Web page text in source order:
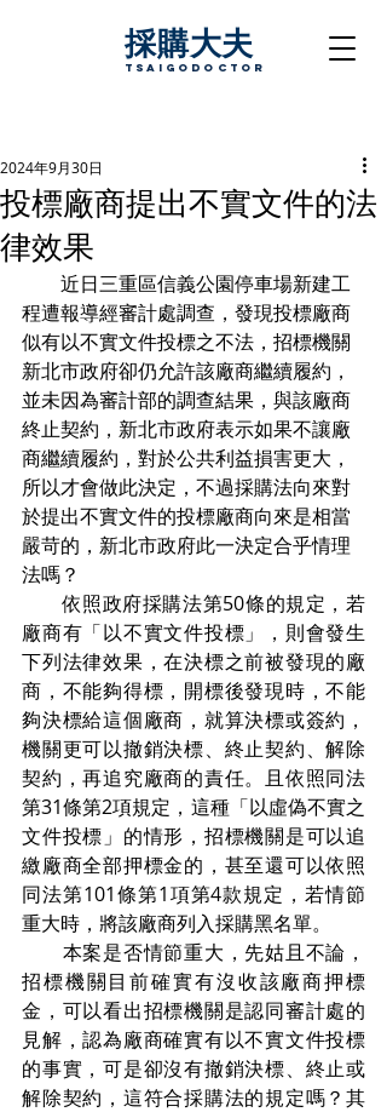
採購大夫
TsaigoDoctor
投標廠商提出不實文件的法
律效果
2024年9月30日
近日三重區信義公園停車場新建工
程遭報導經審計處調查，發現投標廠商
似有以不實文件投標之不法，招標機關
新北市政府卻仍允許該廠商繼續履約，
並未因為審計部的調查結果，與該廠商
終止契約，新北市政府表示如果不讓廠
商繼續履約，對於公共利益損害更大，
所以才會做此決定，不過採購法向來對
於提出不實文件的投標廠商向來是相當
嚴苛的，新北市政府此一決定合乎情理
法嗎？
依照政府採購法第50條的規定，若
廠商有「以不實文件投標」，則會發生
下列法律效果，在決標之前被發現的廠
商，不能夠得標，開標後發現時，不能
夠決標給這個廠商，就算決標或簽約，
機關更可以撤銷決標、終止契約、解除
契約，再追究廠商的責任。且依照同法
第31條第2項規定，這種「以虛偽不實之
文件投標」的情形，招標機關是可以追
繳廠商全部押標金的，甚至還可以依照
同法第101條第1項第4款規定，若情節
重大時，將該廠商列入採購黑名單。
本案是否情節重大，先姑且不論，
招標機關目前確實有沒收該廠商押標
金，可以看出招標機關是認同審計處的
見解，認為廠商確實有以不實文件投標
的事實，可是卻沒有撤銷決標、終止或
解除契約，這符合採購法的規定嗎？其